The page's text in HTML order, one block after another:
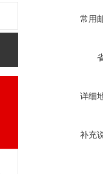
常用
详细
补充